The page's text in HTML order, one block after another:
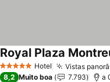
5 Estrelas Hotel Vistas
Royal Plaza
8,2 Muito boa 7.793 a